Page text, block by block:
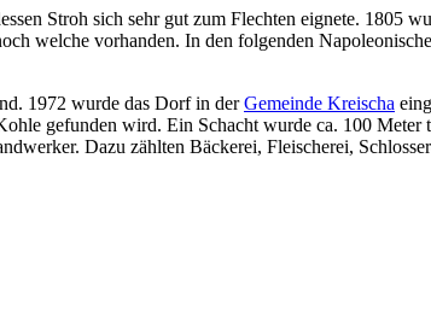
Stroh sich sehr gut zum Flechten eignete. 1805
welche vorhanden. In den folgenden
1972 wurde das Dorf in derGemeinde Kreischa
gefunden wird. Ein Schacht wurde ca. 100
Dazu zählten Bäckerei, Fleischerei,